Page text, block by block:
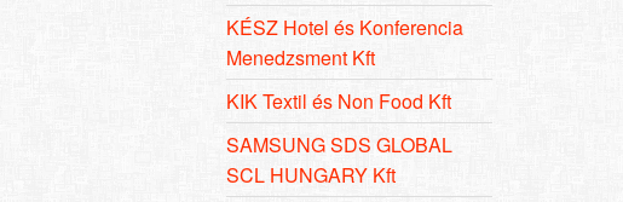
KÉSZ Hotel és Konferencia
Menedzsment Kft
KIK Textil és Non Food Kft
SAMSUNG SDS GLOBAL
SCL HUNGARY Kft